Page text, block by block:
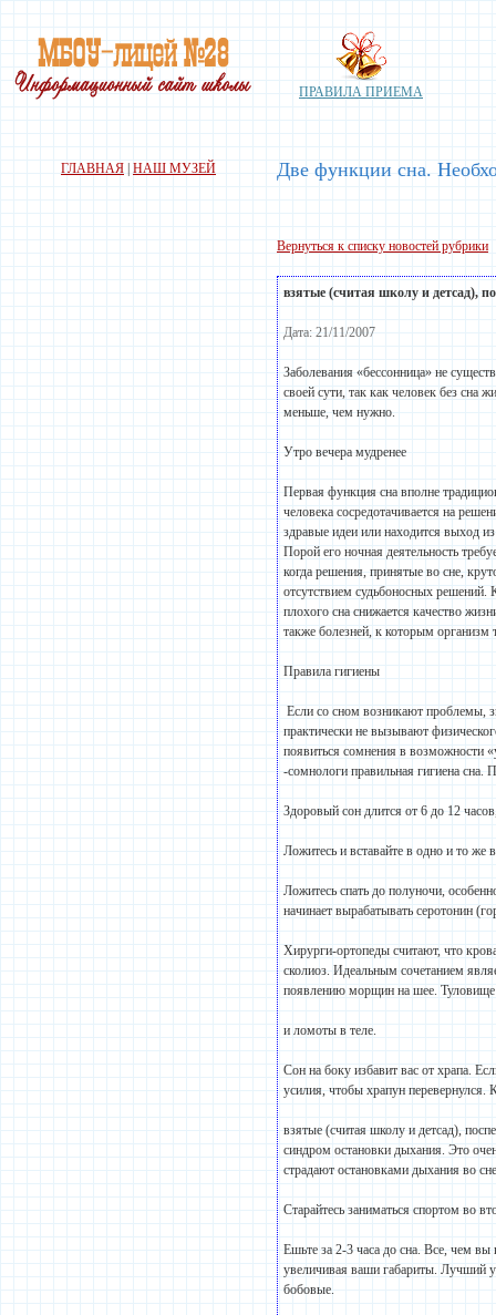
ПРАВИЛА ПРИЕМА
ГЛАВНАЯ НАШ МУЗЕЙ Две функции сна.
Вернуться к списку новостей рубрики
взятые (считаяшколу и детсад),
Дата: 21/11/2007
Заболевания «бессонница» не
своей сути, так как человек без сна
меньше, чем нужно.
Утро вечера мудренее
Первая функция сна вполне
человека сосредотачивается на
здравые идеи или находится выход
Порой его ночная деятельность
когда решения, принятые во сне,
отсутствием судьбоносных решений.
плохого сна снижается качество
также болезней, к которым организм
Правила гигиены
Если со сном возникают проблемы,
практически не вызывают
появиться сомнения в возможности
-сомнологи правильная гигиена
Здоровый сон длится от 6 до 12
Ложитесь и вставайте в одно и то же
Ложитесь спать до полуночи,
начинает вырабатывать серотонин
Хирурги-ортопеды считают, что
сколиоз. Идеальным сочетанием
появлению морщин на шее.
и ломоты в теле.
Сон на боку избавит вас от храпа.
усилия, чтобы храпун перевернулся.
взятые (считая школу и детсад),
синдром остановки дыхания. Это
страдают остановками дыхания во
Старайтесь заниматься спортом во
Ешьте за 2-3 часа до сна. Все, чем вы
увеличивая ваши габариты. Лучший
бобовые.